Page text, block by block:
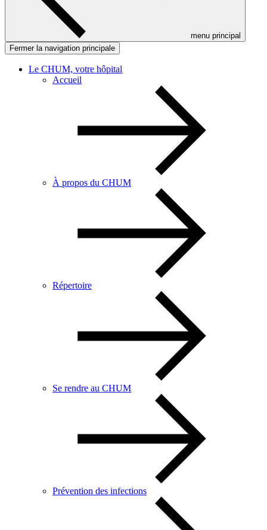
menu principal
Fermer la navigation principale
Le CHUM, votre hôpital
Accueil
À propos du CHUM
Répertoire
Se rendre au CHUM
Prévention des infections